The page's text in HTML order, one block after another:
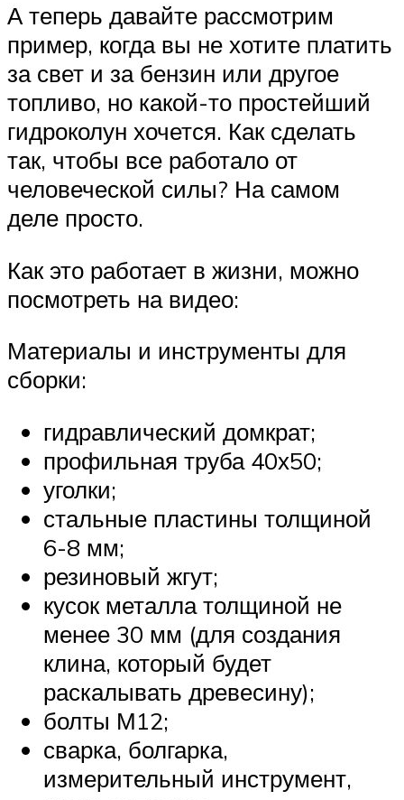
А теперь давайте рассмотрим
пример, когда вы не хотите платить
за свет и за бензин или другое
топливо, но какой-то простейший
гидроколун хочется. Как сделать
так, чтобы все работало от
человеческой силы? На самом
деле просто.
Как это работает в жизни, можно
посмотреть на видео:
Материалы и инструменты для
сборки:
гидравлический домкрат;
профильная труба 40х50;
уголки;
стальные пластины толщиной
6-8 мм;
резиновый жгут;
кусок металла толщиной не
менее 30 мм (для создания
клина, который будет
раскалывать древесину);
болты М12;
сварка, болгарка,
измерительный инструмент,